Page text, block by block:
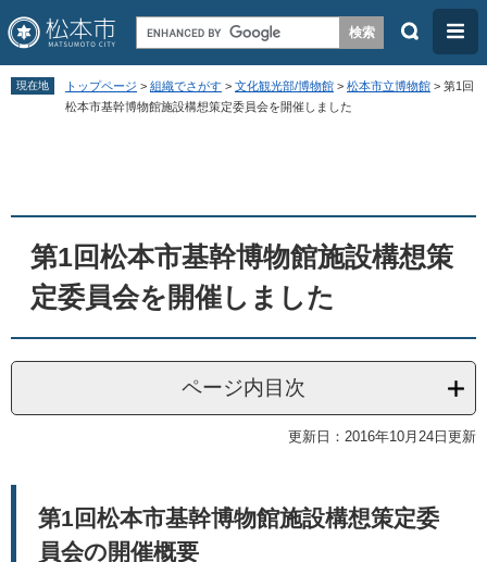
ペ
メ
へ
検
メ
ニ
ュ
現在地 トップページ > 組織でさがす > 文化観光部/博物館 > 松本市立博物館 > 第1回
松本市基幹博物館施設構想策定委員会を開催しました
第1回松本市基幹博物館施設構想策
定委員会を開催しました
ページ内目次
更新日：2016年10月24日更新
第1回松本市基幹博物館施設構想策定委
員会の開催概要